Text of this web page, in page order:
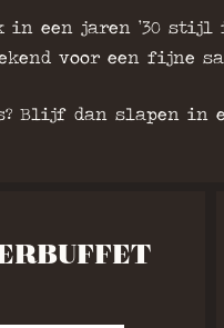
in een jaren ’30
voor een fijne
Blijf dan slapen in